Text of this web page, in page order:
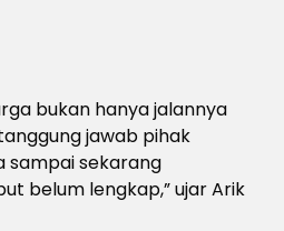
bukan hanya jalannya
jawab pihak
sampai sekarang
belum lengkap,” ujar Arik